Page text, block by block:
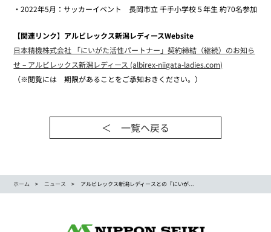
・2022年5月：サッカーイベント 長岡市立 千手小学校５年生 約70名参加
【関連リンク】アルビレックス新潟レディースWebsite
日本精機株式会社 「にいがた活性パートナー」契約締結（継続）のお知ら
せ – アルビレックス新潟レディース (albirex-niigata-ladies.com)
（※閲覧には 期限があることをご承知おきください。）
＜ 一覧ヘ戻る
ホーム ニュース アルビレックス新潟レディースとの『にいが...